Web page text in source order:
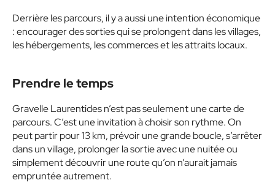
Derrière les parcours, il y a aussi une intention économique
: encourager des sorties qui se prolongent dans les villages,
les hébergements, les commerces et les attraits locaux.
Prendre le temps
Gravelle Laurentides n’est pas seulement une carte de
parcours. C’est une invitation à choisir son rythme. On
peut partir pour 13 km, prévoir une grande boucle, s’arrêter
dans un village, prolonger la sortie avec une nuitée ou
simplement découvrir une route qu’on n’aurait jamais
empruntée autrement.